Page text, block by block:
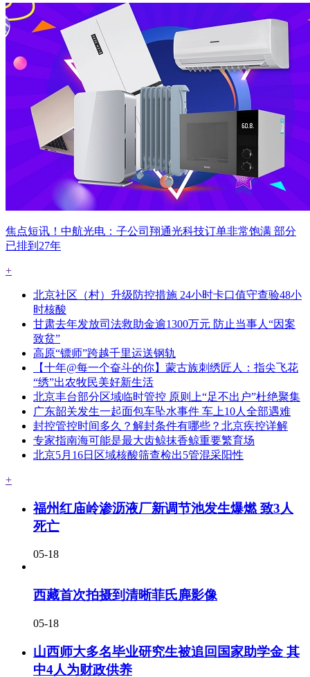
焦点短讯！中航光电：子公司翔通光科技订单非常饱满 部分
已排到27年
+
北京社区（村）升级防控措施 24小时卡口值守查验48小
时核酸
甘肃去年发放司法救助金逾1300万元 防止当事人“因案
致贫”
高原“镖师”跨越千里运送钢轨
【十年@每一个奋斗的你】蒙古族刺绣匠人：指尖飞花
“绣”出农牧民美好新生活
北京丰台部分区域临时管控 原则上“足不出户”杜绝聚集
广东韶关发生一起面包车坠水事件 车上10人全部遇难
封控管控时间多久？解封条件有哪些？北京疾控详解
专家指南海可能是最大齿鲸抹香鲸重要繁育场
北京5月16日区域核酸筛查检出5管混采阳性
+
福州红庙岭渗沥液厂新调节池发生爆燃 致3人
死亡
05-18
西藏首次拍摄到清晰菲氏麂影像
05-18
山西师大多名毕业研究生被追回国家助学金 其
中4人为财政供养